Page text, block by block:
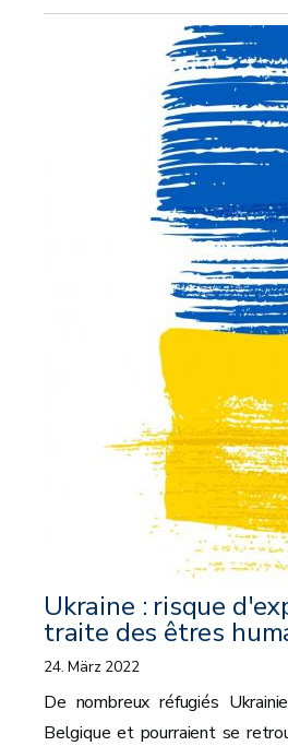
Ukraine : risque
traite des êtres
24. März 2022
De nombreux réfugiés
Belgique et pourraient se